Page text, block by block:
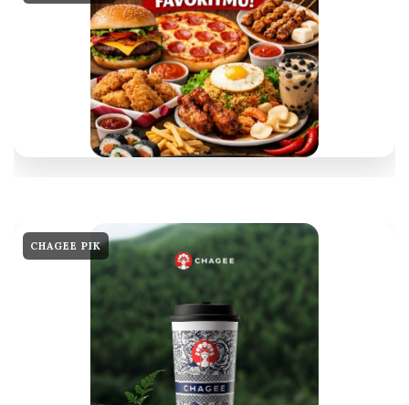
CHAGEE PIK